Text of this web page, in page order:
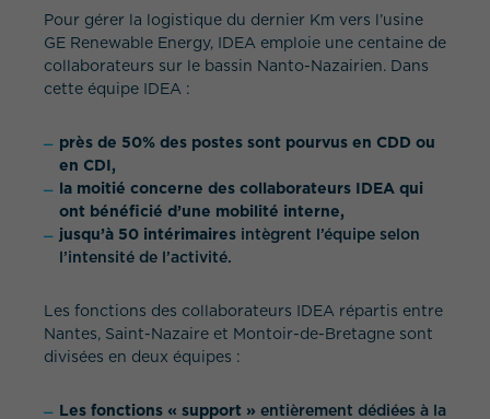
Pour gérer la logistique du dernier Km vers l’usine
GE Renewable Energy, IDEA emploie une centaine de
collaborateurs sur le bassin Nanto-Nazairien. Dans
cette équipe IDEA :
près de 50% des postes sont pourvus en CDD ou
en CDI,
la moitié concerne des collaborateurs IDEA qui
ont bénéficié d’une mobilité interne,
jusqu’à 50 intérimaires intègrent l’équipe selon
l’intensité de l’activité.
Les fonctions des collaborateurs IDEA répartis entre
Nantes, Saint-Nazaire et Montoir-de-Bretagne sont
divisées en deux équipes :
Les fonctions « support » entièrement dédiées à la